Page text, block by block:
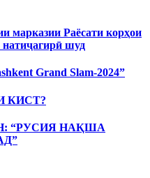
марказии Раёсати корҳои
шуд
Grand Slam-2024”
КИСТ?
“РУСИЯ НАҚША